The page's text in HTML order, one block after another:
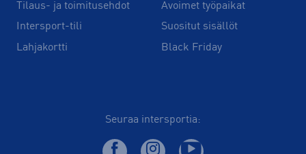
Tilaus- ja toimitusehdot
Intersport-tili
Lahjakortti
Avoimet työpaikat
Suositut sisällöt
Black Friday
Seuraa intersportia: